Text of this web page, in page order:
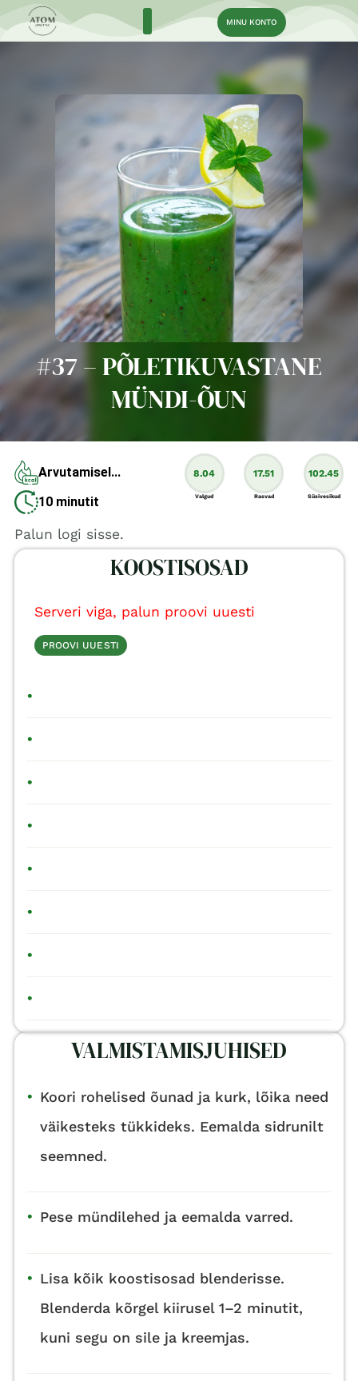
MINU KONTO
#37 – PÕLETIKUVASTANE
MÜNDI-ÕUN
Arvutamisel...
10 minutit
8.04
Valgud
17.51
Rasvad
102.45
Süsivesikud
Palun logi sisse.
KOOSTISOSAD
Serveri viga, palun proovi uuesti
PROOVI UUESTI
•
•
•
•
•
•
•
•
VALMISTAMISJUHISED
• Koori rohelised õunad ja kurk, lõika need
väikesteks tükkideks. Eemalda sidrunilt
seemned.
• Pese mündilehed ja eemalda varred.
• Lisa kõik koostisosad blenderisse.
Blenderda kõrgel kiirusel 1–2 minutit,
kuni segu on sile ja kreemjas.